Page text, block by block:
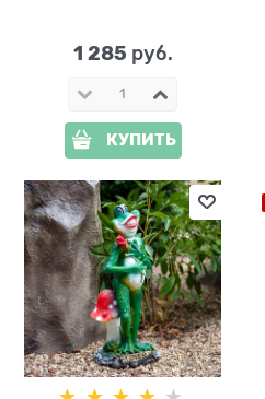
1 285 руб.
КУПИТЬ